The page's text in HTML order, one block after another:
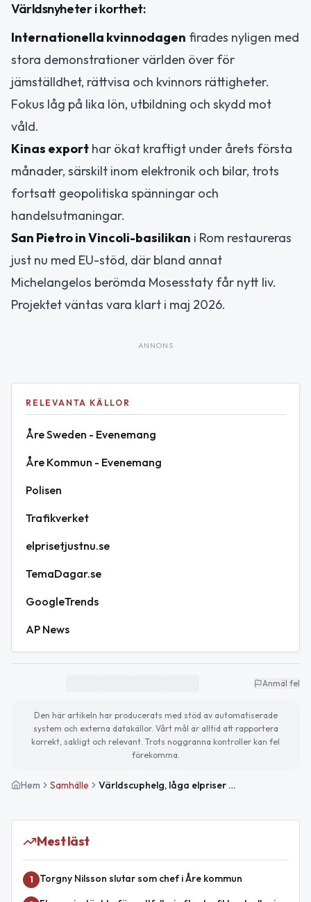
Världsnyheter i korthet:
Internationella kvinnodagen firades nyligen med
stora demonstrationer världen över för
jämställdhet, rättvisa och kvinnors rättigheter.
Fokus låg på lika lön, utbildning och skydd mot
våld.
Kinas export har ökat kraftigt under årets första
månader, särskilt inom elektronik och bilar, trots
fortsatt geopolitiska spänningar och
handelsutmaningar.
San Pietro in Vincoli-basilikan i Rom restaureras
just nu med EU-stöd, där bland annat
Michelangelos berömda Mosesstaty får nytt liv.
Projektet väntas vara klart i maj 2026.
ANNONS
RELEVANTA KÄLLOR
Åre Sweden - Evenemang
Åre Kommun - Evenemang
Polisen
Trafikverket
elprisetjustnu.se
TemaDagar.se
GoogleTrends
AP News
Anmäl fel
Den här artikeln har producerats med stöd av automatiserade
system och externa datakällor. Vårt mål är alltid att rapportera
korrekt, sakligt och relevant. Trots noggranna kontroller kan fel
förekomma.
Hem Samhälle Världscuphelg, låga elpriser och evenemang i Åre
Mest läst
1 Torgny Nilsson slutar som chef i Åre kommun